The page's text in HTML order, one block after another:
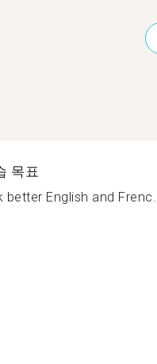
목표
better English and Frenc...